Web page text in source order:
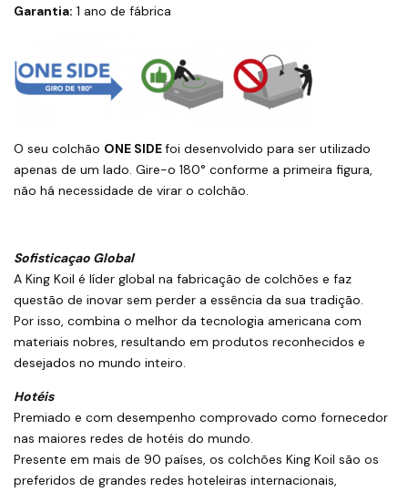
Garantia: 1 ano de fábrica
O seu colchão ONE SIDEfoi desenvolvido para ser utilizado
apenas de um lado. Gire-o 180° conforme a primeira figura,
não há necessidade de virar o colchão.
Sofisticaçao Global
A King Koil é líder global na fabricação de colchões e faz
questão de inovar sem perder a essência da sua tradição.
Por isso, combina o melhor da tecnologia americana com
materiais nobres, resultando em produtos reconhecidos e
desejados no mundo inteiro.
Hotéis
Premiado e com desempenho comprovado como fornecedor
nas maiores redes de hotéis do mundo.
Presente em mais de 90 países, os colchões King Koil são os
preferidos de grandes redes hoteleiras internacionais,